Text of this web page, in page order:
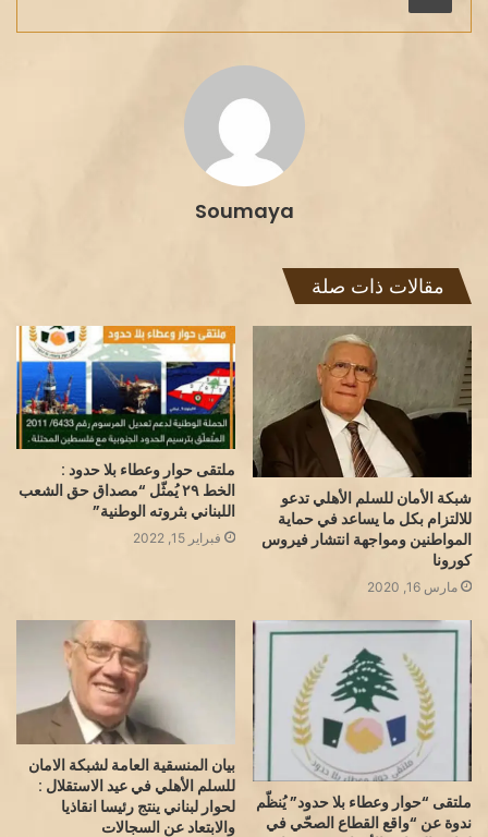
Soumaya
مقالات ذات صلة
شبكة الأمان للسلم الأهلي تدعو
للالتزام بكل ما يساعد في حماية
المواطنين ومواجهة انتشار فيروس
كورونا
مارس 16, 2020
ملتقى حوار وعطاء بلا حدود :
الخط ٢٩ يُمثّل “مصداق حق الشعب
اللبناني بثروته الوطنية”
فبراير 15, 2022
ملتقى “حوار وعطاء بلا حدود” يُنظّم
ندوة عن “واقع القطاع الصحّي في
بيان المنسقية العامة لشبكة الامان
للسلم الأهلي في عيد الاستقلال :
لحوار لبناني ينتج رئيسا انقاذيا
والابتعاد عن السجالات